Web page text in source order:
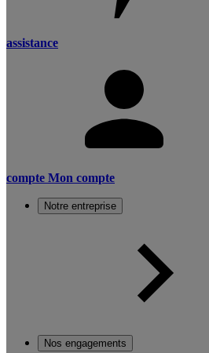
assistance
compte Mon compte
Notre entreprise
Nos engagements